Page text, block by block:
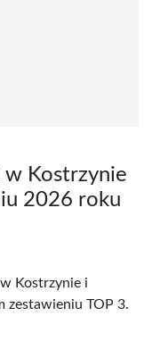
w Kostrzynie
2026 roku
Kostrzynie i
zestawieniu TOP 3.